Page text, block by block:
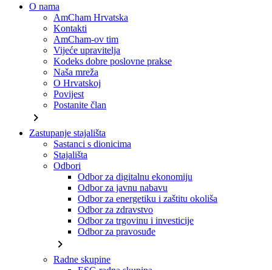
O nama
AmCham Hrvatska
Kontakti
AmCham-ov tim
Vijeće upravitelja
Kodeks dobre poslovne prakse
Naša mreža
O Hrvatskoj
Povijest
Postanite član
chevron_right
Zastupanje stajališta
Sastanci s dionicima
Stajališta
Odbori
Odbor za digitalnu ekonomiju
Odbor za javnu nabavu
Odbor za energetiku i zaštitu okoliša
Odbor za zdravstvo
Odbor za trgovinu i investicije
Odbor za pravosuđe
chevron_right
Radne skupine